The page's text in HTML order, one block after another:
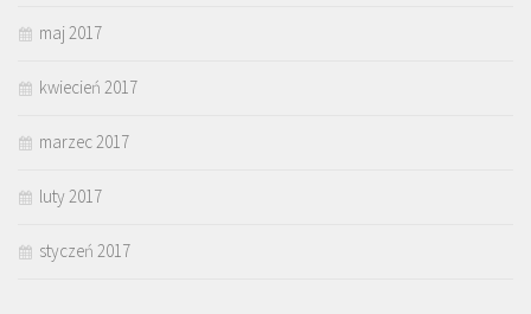
maj 2017
kwiecień 2017
marzec 2017
luty 2017
styczeń 2017